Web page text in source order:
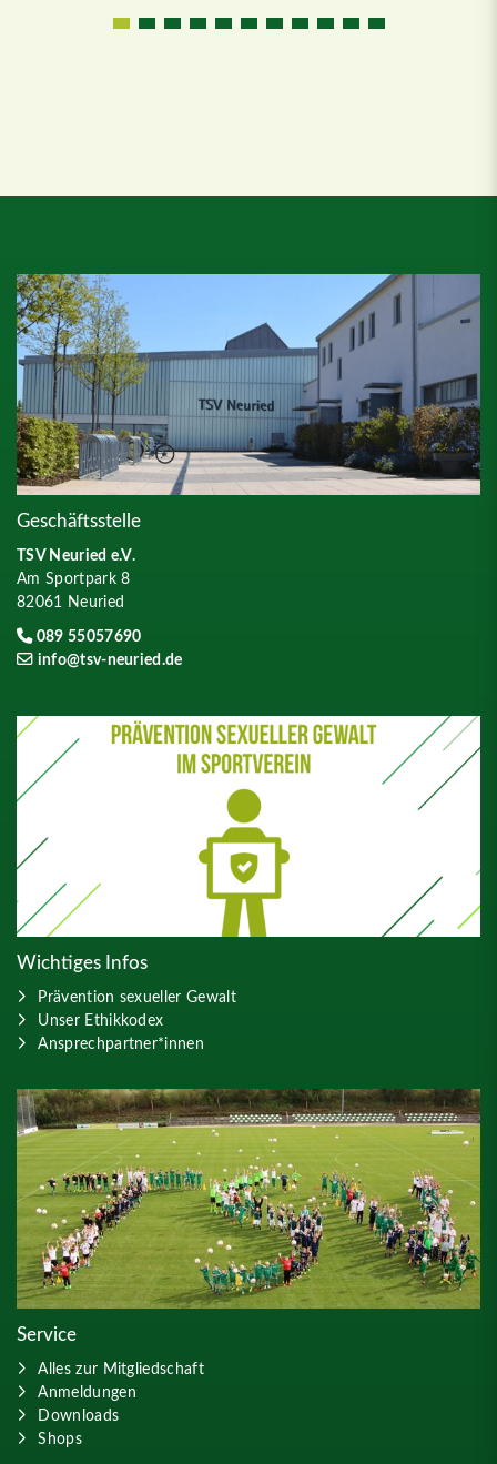
Geschäftsstelle
TSV Neuried e.V.
Am Sportpark 8
82061 Neuried
089 55057690
info@tsv-neuried.de
Wichtiges Infos
Prävention sexueller Gewalt
Unser Ethikkodex
Ansprechpartner*innen
Service
Alles zur Mitgliedschaft
Anmeldungen
Downloads
Shops